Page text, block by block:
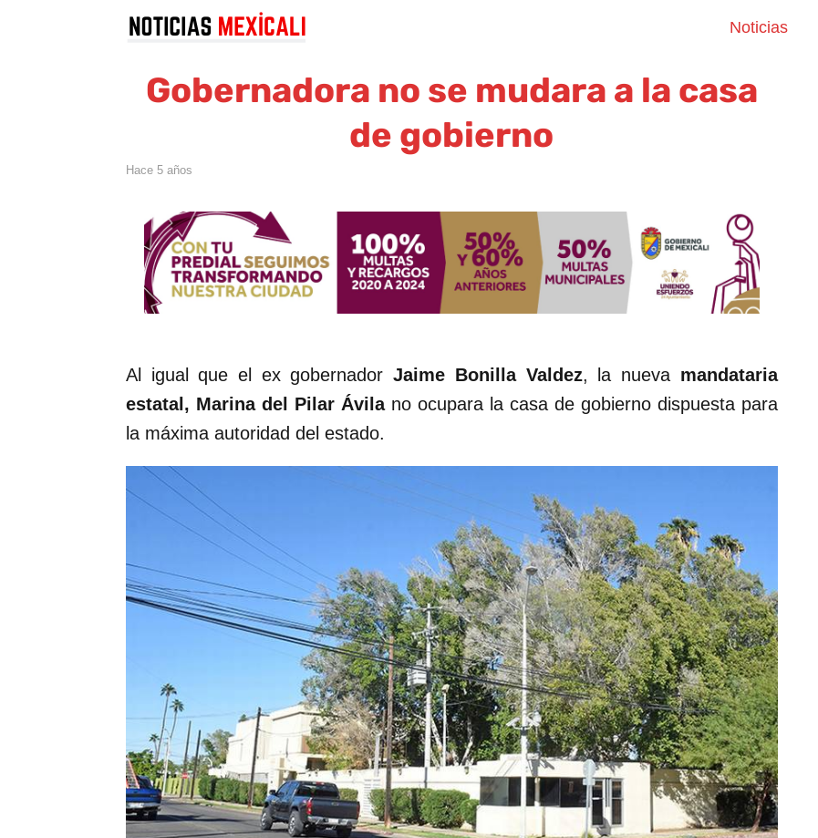
Noticias
Gobernadora no se mudara a la casa
de gobierno
hace 5 años
Al igual que el ex gobernadorJaime Bonilla Valdez, la nueva mandataria
estatal, Marina del Pilar Ávilano ocupara la casa de gobierno dispuesta para
la máxima autoridad del estado.